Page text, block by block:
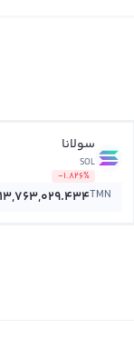
سولانا
SOL
-1.826%
13,763,029.434TMN